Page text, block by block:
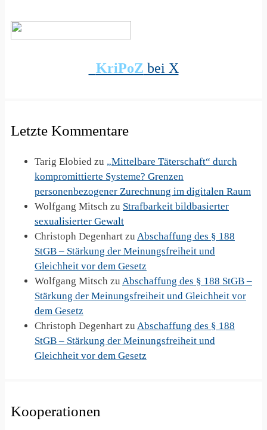
KriPoZ bei X
Letzte Kommentare
Tarig Elobied zu „Mittelbare Täterschaft“ durch
kompromittierte Systeme? Grenzen
personenbezogener Zurechnung im digitalen Raum
Wolfgang Mitsch zu Strafbarkeit bildbasierter
sexualisierter Gewalt
Christoph Degenhart zu Abschaffung des § 188
StGB – Stärkung der Meinungsfreiheit und
Gleichheit vor dem Gesetz
Wolfgang Mitsch zu Abschaffung des § 188 StGB –
Stärkung der Meinungsfreiheit und Gleichheit vor
dem Gesetz
Christoph Degenhart zu Abschaffung des § 188
StGB – Stärkung der Meinungsfreiheit und
Gleichheit vor dem Gesetz
Kooperationen